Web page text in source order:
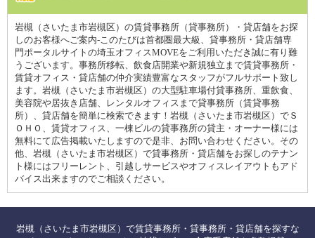
岩槻（さいたま市岩槻区）の賃貸事務所（貸事務所）・貸店舗をお探
しのお客様へご案内-このたびは首都圏最大級、貸事務所・貸店舗専
門ポータルサイトの埼玉オフィスMOVEをご利用いただき誠に有り難
うございます。事務所移転、飲食店開業や新規独立まで賃貸事務所・
賃貸オフィス・貸店舗の仲介実績豊富なスタッフがフルサポート致し
ます。岩槻（さいたま市岩槻区）の大型駐車場付貸事務所、重飲食、
美容院や居抜き店舗、レンタルオフィスまで貸事務所（賃貸事務
所）、貸店舗を簡単に検索できます！岩槻（さいたま市岩槻区）でＳ
ＯＨＯ、賃貸オフィス、一棟ビルの貸事務所の貸主・オーナー様には
無料にて広告掲載いたしますので是非、お問い合わせください。その
他、岩槻（さいたま市岩槻区）で貸事務所・貸店舗をお探しのテナン
ト様にはフリーレント、引越しサービスやオフィスレイアウトもアド
バイス出来ますのでご相談ください。
岩槻（さいたま市岩槻区）で賃貸事務所・貸事務所・貸店舗を探すな